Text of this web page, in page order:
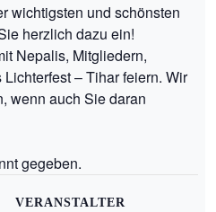
wichtigsten und schönsten
herzlich dazu ein!
Nepalis, Mitgliedern,
– Tihar feiern. Wir
wenn auch Sie daran
gegeben.
VERANSTALTER